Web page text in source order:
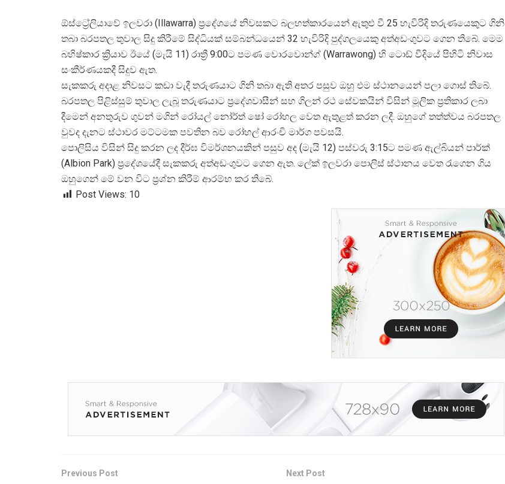
ඕස්ට්රේලියාවේ ඉලවරා (Illawarra) ප්රදේශයේ නිවසකට බලහත්කාරයෙන් ඇතුළු වී 25 හැවිරිදි තරුණයෙකුට ගිනි
තබා බරපතල තුවාල සිදු කිරීමේ සිද්ධියක් සම්බන්ධයෙන් 32 හැවිරිදි පුද්ගලයෙකු අත්අඩංගුවට ගෙන තිබේ. මෙම
බහිෂ්කාර ක්රියාව ඊයේ (මැයි 11) රාත් රී 9:00ට පමණ වොරවොන්ග් (Warrawong) හි ටොඩ් වීදියේ පිහිටි නිවාස
සංකීර්ණයකදී සිදුව ඇත.
සැකකරු අදාළ නිවසට කඩා වැදී තරුණයාට ගිනි තබා ඇති අතර පසුව ඔහු එම ස්ථානයෙන් පලා ගොස් තිබේ.
බරපතල පිළිස්සුම් තුවාල ලැබූ තරුණයාට ප්රදේශවාසීන් සහ ගිලන් රථ සේවකයින් විසින් මූලික ප්රතිකාර ලබා
දීමෙන් අනතුරුව ගුවන් මගින් රෝයල් නෝර්ත් ෂෝ රෝහල වෙත ඇතුළත් කරන ලදී. ඔහුගේ තත්ත්වය බරපතල
වුවද දැනට ස්ථාවර මට්ටමක පවතින බව රෝහල් ආරංචි මාර්ග පවසයි.
පොලිසිය විසින් සිදු කරන ලද දීර්ඝ විමර්ශනයකින් පසුව අද (මැයි 12) පස්වරු 3:15ට පමණ ඇල්බියන් පාර්ක්
(Albion Park) ප්රදේශයේදී සැකකරු අත්අඩංගුවට ගෙන ඇත. ලේක් ඉලවරා පොලිස් ස්ථානය වෙත රැගෙන ගිය
ඔහුගෙන් මේ වන විට ප්රශ්න කිරීම් ආරම්භ කර තිබේ.
Post Views: 10
Previous Post Next Post